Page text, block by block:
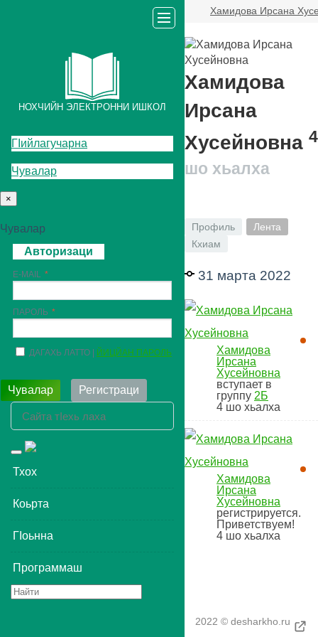
Хамидова Ирсана
НОХЧИЙН ЭЛЕКТРОННИ ИШКОЛ
ГIийлагучарна
Чувалар
×
Чувалар
Авторизаци
E-MAIL
ПАРОЛЬ
ДАГАХЬ ЛАТТО ЙИЦЙАН ПАРОЛЬ
Чувалар Регистраци
Toggle
navigation
Тхох
Коьрта
ГIоьнна
Программаш
Хамидова
Ирсана
Хусейновна 4
шо хьалха
Профиль
Лента
Кхиам
31 марта 2022
Хамидова
Ирсана
Хусейновна
вступает в
группу 2Б
4 шо хьалха
Хамидова
Ирсана
Хусейновна
регистрируется.
Приветствуем!
4 шо хьалха
2022 © desharkho.ru